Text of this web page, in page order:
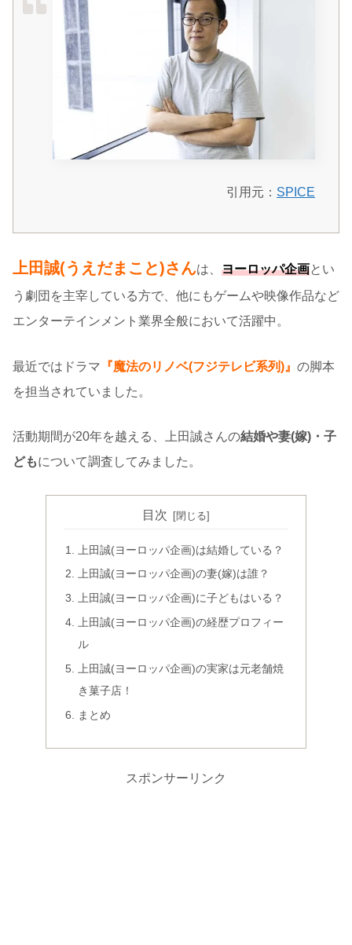
引用元： SPICE
上田誠(うえだまこと)さんは、 ヨーロッパ企画とい
う劇団を主宰している方で、他にもゲームや映像作品など
エンターテインメント業界全般において活躍中。
最近ではドラマ 『魔法のリノベ(フジテレビ系列)』 の脚本
を担当されていました。
活動期間が20年を越える、上田誠さんの結婚や妻(嫁)・子
どもについて調査してみました。
目次
上田誠(ヨーロッパ企画)は結婚している？
上田誠(ヨーロッパ企画)の妻(嫁)は誰？
上田誠(ヨーロッパ企画)に子どもはいる？
上田誠(ヨーロッパ企画)の経歴プロフィー
ル
上田誠(ヨーロッパ企画)の実家は元老舗焼
き菓子店！
まとめ
スポンサーリンク